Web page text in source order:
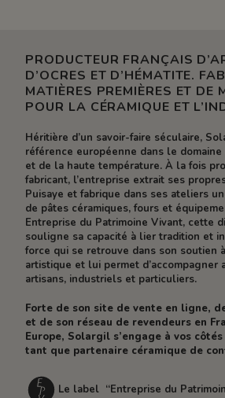
PRODUCTEUR FRANÇAIS
D’OCRES ET D’HÉMATITE.
MATIÈRES PREMIÈRES ET DE
POUR LA CÉRAMIQUE ET
Héritière d’un savoir-faire séculaire,
référence européenne dans le
et de la haute température. À la fois
fabricant, l’entreprise extrait ses
Puisaye et fabrique dans ses ateliers
de pâtes céramiques, fours et
Entreprise du Patrimoine Vivant, cette
souligne sa capacité à lier tradition et
force qui se retrouve dans son soutien
artistique et lui permet d’accompagner
artisans, industriels et particuliers.
Forte de son site de vente en ligne,
et de son réseau de revendeurs en
Europe, Solargil s’engage à vos
tant que partenaire céramique de
Le label “Entreprise du